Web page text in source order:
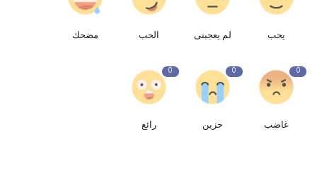
يحب لم يعجبنى الحب مضحك
0
غاضب
0
حزين
0
رائع